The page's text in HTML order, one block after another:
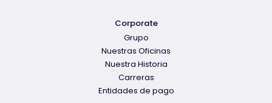
Corporate
Grupo
Nuestras Oficinas
Nuestra Historia
Carreras
Entidades de pago